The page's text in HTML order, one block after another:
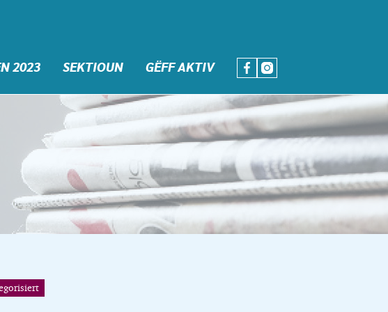
2023 SEKTIOUN GËFF AKTIV